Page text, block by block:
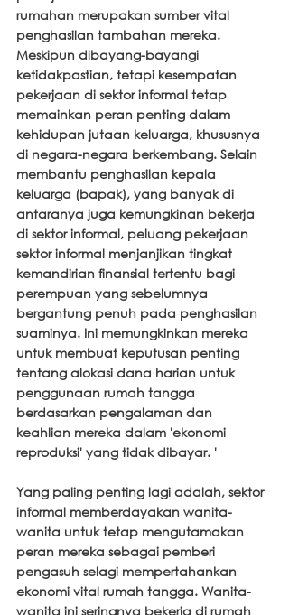
rumahan merupakan sumber vital
penghasilan tambahan mereka.
Meskipun dibayang-bayangi
ketidakpastian, tetapi kesempatan
pekerjaan di sektor informal tetap
memainkan peran penting dalam
kehidupan jutaan keluarga, khususnya
di negara-negara berkembang. Selain
membantu penghasilan kepala
keluarga (bapak), yang banyak di
antaranya juga kemungkinan bekerja
di sektor informal, peluang pekerjaan
sektor informal menjanjikan tingkat
kemandirian finansial tertentu bagi
perempuan yang sebelumnya
bergantung penuh pada penghasilan
suaminya. Ini memungkinkan mereka
untuk membuat keputusan penting
tentang alokasi dana harian untuk
penggunaan rumah tangga
berdasarkan pengalaman dan
keahlian mereka dalam 'ekonomi
reproduksi' yang tidak dibayar. '
Yang paling penting lagi adalah, sektor
informal memberdayakan wanita-
wanita untuk tetap mengutamakan
peran mereka sebagai pemberi
pengasuh selagi mempertahankan
ekonomi vital rumah tangga. Wanita-
wanita ini seringnya bekerja di rumah